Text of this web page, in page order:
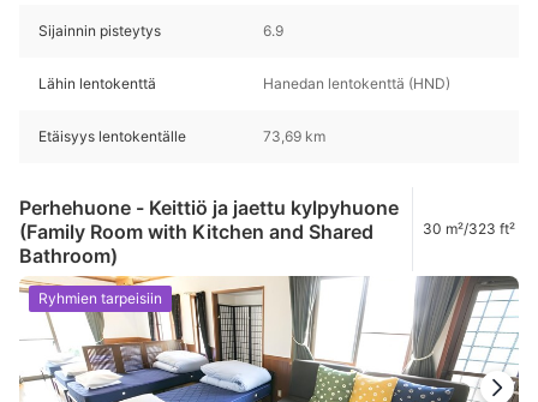
Sijainnin pisteytys 6.9
Lähin lentokenttä Hanedan lentokenttä (HND)
Etäisyys lentokentälle 73,69 km
Perhehuone - Keittiö ja jaettu kylpyhuone
(Family Room with Kitchen and Shared
Bathroom)
30 m²/323 ft²
Ryhmien tarpeisiin